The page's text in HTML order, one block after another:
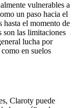
vulnerables a
un paso hacia el
hasta el momento de
son las limitaciones
lucha por
en suelos
Claroty puede